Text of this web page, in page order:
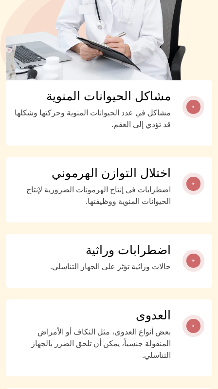
مشاكل الحيوانات المنوية
مشاكل في عدد الحيوانات المنوية وحركتها وشكلها
قد تؤدي إلى العقم.
اختلال التوازن الهرموني
اضطرابات في إنتاج الهرمونات الضرورية لإنتاج
الحيوانات المنوية ووظيفتها.
اضطرابات وراثية
حالات وراثية تؤثر على الجهاز التناسلي.
العدوى
بعض أنواع العدوى، مثل النكاف أو الأمراض
المنقولة جنسياً، يمكن أن تلحق الضرر بالجهاز
التناسلي.